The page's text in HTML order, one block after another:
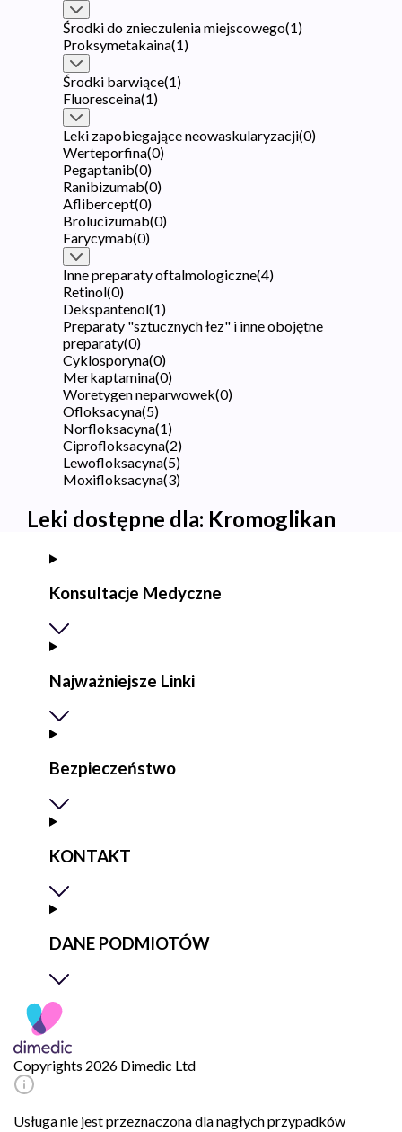
Środki do znieczulenia miejscowego(1)
Proksymetakaina(1)
Środki barwiące(1)
Fluoresceina(1)
Leki zapobiegające neowaskularyzacji(0)
Werteporfina(0)
Pegaptanib(0)
Ranibizumab(0)
Aflibercept(0)
Brolucizumab(0)
Farycymab(0)
Inne preparaty oftalmologiczne(4)
Retinol(0)
Dekspantenol(1)
Preparaty "sztucznych łez" i inne obojętne
preparaty(0)
Cyklosporyna(0)
Merkaptamina(0)
Woretygen neparwowek(0)
Ofloksacyna(5)
Norfloksacyna(1)
Ciprofloksacyna(2)
Lewofloksacyna(5)
Moxifloksacyna(3)
Leki dostępne dla: Kromoglikan
Konsultacje Medyczne
Najważniejsze Linki
Bezpieczeństwo
KONTAKT
DANE PODMIOTÓW
Copyrights 2026 Dimedic Ltd
Usługa nie jest przeznaczona dla nagłych przypadków